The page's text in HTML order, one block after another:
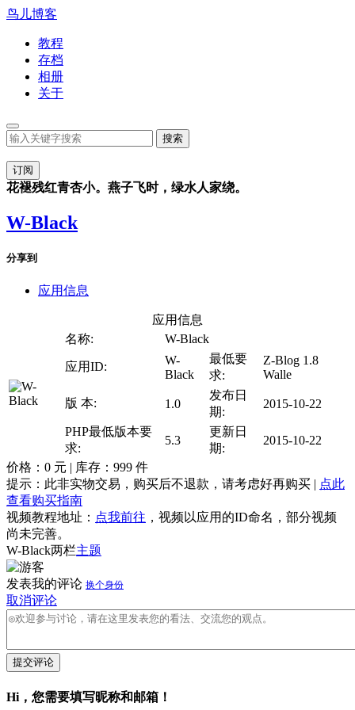
鸟儿博客
教程
存档
相册
关于
订阅
花褪残红青杏小。燕子飞时，绿水人家绕。
W-Black
分享到
应用信息
应用信息
名称:
W-Black
应用ID:
W-
Black
最低要
求:
Z-Blog 1.8
Walle
版 本: 1.0
发布日
期:
2015-10-22
PHP最低版本要
求:
5.3
更新日
期:
2015-10-22
价格： 0 元 | 库存： 999 件
提示：此非实物交易，购买后不退款，请考虑好再购买 | 点此
查看购买指南
视频教程地址： 点我前往 ，视频以应用的ID命名，部分视频
尚未完善。
W-Black两栏主题
发表我的评论 换个身份
取消评论
提交评论
Hi，您需要填写昵称和邮箱！